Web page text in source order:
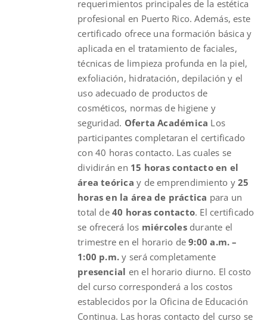
requerimientos principales de la estética
profesional en Puerto Rico. Además, este
certificado ofrece una formación básica y
aplicada en el tratamiento de faciales,
técnicas de limpieza profunda en la piel,
exfoliación, hidratación, depilación y el
uso adecuado de productos de
cosméticos, normas de higiene y
seguridad. Oferta Académica Los
participantes completaran el certificado
con 40 horas contacto. Las cuales se
dividirán en 15 horas contacto en el
área teórica y de emprendimiento y25
horas en la área de práctica para un
total de40 horas contacto. El certificado
se ofrecerá los miércolesdurante el
trimestre en el horario de9:00 a.m. –
1:00 p.m. y será completamente
presencial en el horario diurno. El costo
del curso corresponderá a los costos
establecidos por la Oficina de Educación
Continua. Las horas contacto del curso se